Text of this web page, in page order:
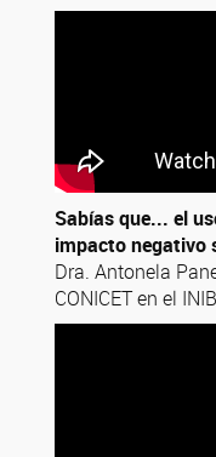
Sabías que... el
impacto negativo
Dra. Antonela
CONICET en el